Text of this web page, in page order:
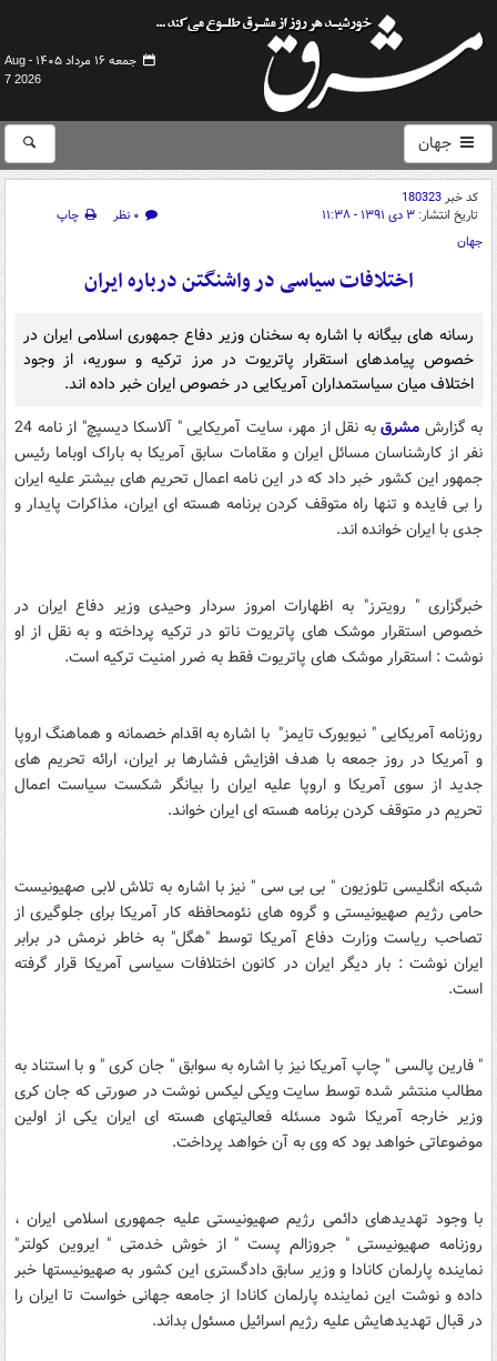
جمعه ۱۶ مرداد ۱۴۰۵ -
Aug
7 2026
جهان
کد خبر180323
تاریخ انتشار: ۳ دی ۱۳۹۱ - ۱۱:۳۸ ۰ نظر
چاپ
جهان
اختلافات سیاسی در واشنگتن درباره ایران
رسانه های بیگانه با اشاره به سخنان وزیر دفاع جمهوری اسلامی ایران در
خصوص پیامدهای استقرار پاتریوت در مرز ترکیه و سوریه، از وجود
اختلاف میان سیاستمداران آمریکایی در خصوص ایران خبر داده اند.
به گزارش مشرق
به نقل از مهر، سایت آمریکایی " آلاسکا دیسپچ" از نامه 24
نفر از کارشناسان مسائل ایران و مقامات سابق آمریکا به باراک اوباما رئیس
جمهور این کشور خبر داد که در این نامه اعمال تحریم های بیشتر علیه ایران
را بی فایده و تنها راه متوقف کردن برنامه هسته ای ایران، مذاکرات پایدار و
جدی با ایران خوانده اند.
خبرگزاری " رویترز" به اظهارات امروز سردار وحیدی وزیر دفاع ایران در
خصوص استقرار موشک های پاتریوت ناتو در ترکیه پرداخته و به نقل از او
نوشت : استقرار موشک های پاتریوت فقط به ضرر امنیت ترکیه است.
روزنامه آمریکایی " نیویورک تایمز" با اشاره به اقدام خصمانه و هماهنگ اروپا
و آمریکا در روز جمعه با هدف افزایش فشارها بر ایران، ارائه تحریم های
جدید از سوی آمریکا و اروپا علیه ایران را بیانگر شکست سیاست اعمال
تحریم در متوقف کردن برنامه هسته ای ایران خواند.
شبکه انگلیسی تلوزیون " بی بی سی " نیز با اشاره به تلاش لابی صهیونیست
حامی رژیم صهیونیستی و گروه های نئومحافظه کار آمریکا برای جلوگیری از
تصاحب ریاست وزارت دفاع آمریکا توسط "هگل" به خاطر نرمش در برابر
ایران نوشت : بار دیگر ایران در کانون اختلافات سیاسی آمریکا قرار گرفته
است.
" فارین پالسی " چاپ آمریکا نیز با اشاره به سوابق " جان کری " و با استناد به
مطالب منتشر شده توسط سایت ویکی لیکس نوشت در صورتی که جان کری
وزیر خارجه آمریکا شود مسئله فعالیتهای هسته ای ایران یکی از اولین
موضوعاتی خواهد بود که وی به آن خواهد پرداخت.
با وجود تهدیدهای دائمی رژیم صهیونیستی علیه جمهوری اسلامی ایران ،
روزنامه صهیونیستی " جروزالم پست " از خوش خدمتی " ایروین کولتر"
نماینده پارلمان کانادا و وزیر سابق دادگستری این کشور به صهیونیستها خبر
داده و نوشت این نماینده پارلمان کانادا از جامعه جهانی خواست تا ایران را
در قبال تهدیدهایش علیه رژیم اسرائیل مسئول بداند.